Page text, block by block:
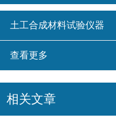
土工合成材料试验仪器
查看更多
相关文章